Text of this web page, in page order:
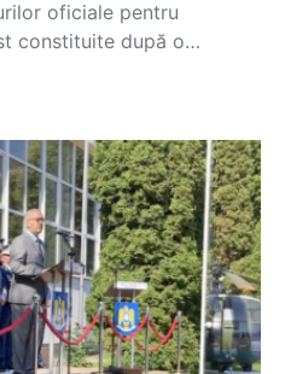
oficiale pentru
constituite după o…